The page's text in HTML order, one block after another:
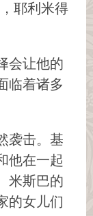
耶利米得
会让他的
临着诸多
袭击。基
他在一起
米斯巴的
的女儿们